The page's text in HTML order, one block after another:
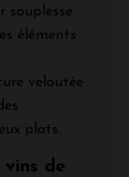
souplesse
éléments
veloutée
plats.
vins de